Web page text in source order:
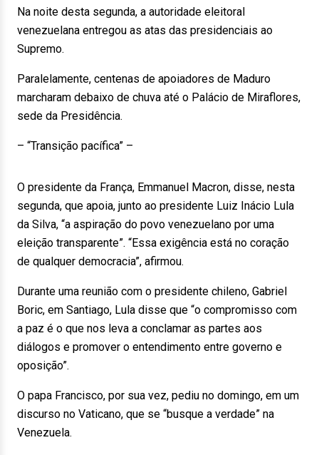
Na noite desta segunda, a autoridade eleitoral
venezuelana entregou as atas das presidenciais ao
Supremo.
Paralelamente, centenas de apoiadores de Maduro
marcharam debaixo de chuva até o Palácio de Miraflores,
sede da Presidência.
– “Transição pacífica” –
O presidente da França, Emmanuel Macron, disse, nesta
segunda, que apoia, junto ao presidente Luiz Inácio Lula
da Silva, “a aspiração do povo venezuelano por uma
eleição transparente”. “Essa exigência está no coração
de qualquer democracia”, afirmou.
Durante uma reunião com o presidente chileno, Gabriel
Boric, em Santiago, Lula disse que “o compromisso com
a paz é o que nos leva a conclamar as partes aos
diálogos e promover o entendimento entre governo e
oposição”.
O papa Francisco, por sua vez, pediu no domingo, em um
discurso no Vaticano, que se “busque a verdade” na
Venezuela.